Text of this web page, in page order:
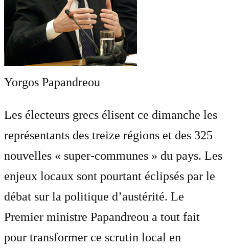
Yorgos Papandreou
Les électeurs grecs élisent ce dimanche les
représentants des treize régions et des 325
nouvelles « super-communes » du pays. Les
enjeux locaux sont pourtant éclipsés par le
débat sur la politique d’austérité. Le
Premier ministre Papandreou a tout fait
pour transformer ce scrutin local en